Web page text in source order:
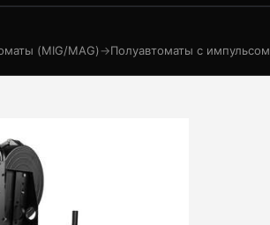
(MIG/MAG)→Полуавтоматы с импульсом